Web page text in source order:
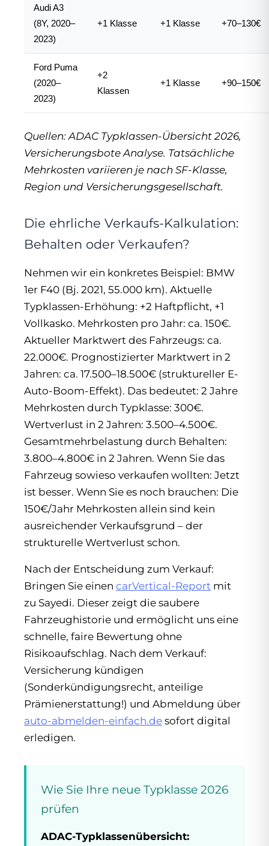
Audi A3
(8Y, 2020–
2023)
+1 Klasse +1 Klasse +70–130€
Ford Puma
(2020–
2023)
+2
Klassen
+1 Klasse +90–150€
Quellen: ADAC Typklassen-Übersicht 2026,
Versicherungsbote Analyse. Tatsächliche
Mehrkosten variieren je nach SF-Klasse,
Region und Versicherungsgesellschaft.
Die ehrliche Verkaufs-Kalkulation:
Behalten oder Verkaufen?
Nehmen wir ein konkretes Beispiel: BMW
1er F40 (Bj. 2021, 55.000 km). Aktuelle
Typklassen-Erhöhung: +2 Haftpflicht, +1
Vollkasko. Mehrkosten pro Jahr: ca. 150€.
Aktueller Marktwert des Fahrzeugs: ca.
22.000€. Prognostizierter Marktwert in 2
Jahren: ca. 17.500–18.500€ (struktureller E-
Auto-Boom-Effekt). Das bedeutet: 2 Jahre
Mehrkosten durch Typklasse: 300€.
Wertverlust in 2 Jahren: 3.500–4.500€.
Gesamtmehrbelastung durch Behalten:
3.800–4.800€ in 2 Jahren. Wenn Sie das
Fahrzeug sowieso verkaufen wollten: Jetzt
ist besser. Wenn Sie es noch brauchen: Die
150€/Jahr Mehrkosten allein sind kein
ausreichender Verkaufsgrund – der
strukturelle Wertverlust schon.
Nach der Entscheidung zum Verkauf:
Bringen Sie einen carVertical-Report mit
zu Sayedi. Dieser zeigt die saubere
Fahrzeughistorie und ermöglicht uns eine
schnelle, faire Bewertung ohne
Risikoaufschlag. Nach dem Verkauf:
Versicherung kündigen
(Sonderkündigungsrecht, anteilige
Prämienerstattung!) und Abmeldung über
auto-abmelden-einfach.de sofort digital
erledigen.
Wie Sie Ihre neue Typklasse 2026
prüfen
ADAC-Typklassenübersicht: